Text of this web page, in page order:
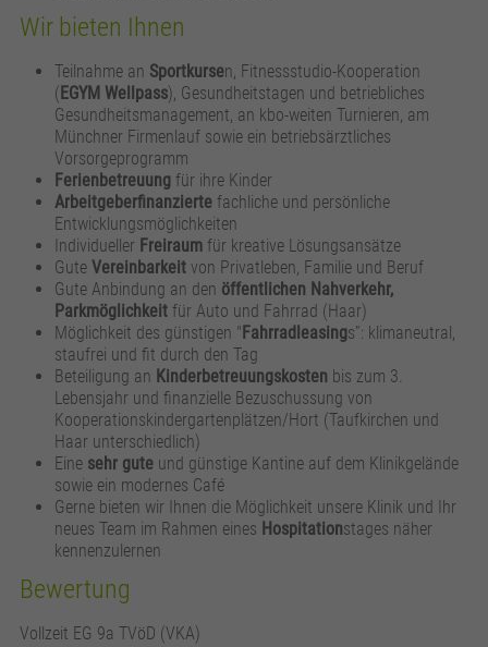
Wir bieten Ihnen
Teilnahme an Sportkursen, Fitnessstudio-Kooperation
( EGYM Wellpass), Gesundheitstagen und betriebliches
Gesundheitsmanagement, an kbo-weiten Turnieren, am
Münchner Firmenlauf sowie ein betriebsärztliches
Vorsorgeprogramm
Ferienbetreuung für ihre Kinder
Arbeitgeberfinanzierte fachliche und persönliche
Entwicklungsmöglichkeiten
Individueller Freiraum für kreative Lösungsansätze
Gute Vereinbarkeit von Privatleben, Familie und Beruf
Gute Anbindung an den öffentlichen Nahverkehr,
Parkmöglichkeit für Auto und Fahrrad (Haar)
Möglichkeit des günstigen " Fahrradleasings”: klimaneutral,
staufrei und fit durch den Tag
Beteiligung an Kinderbetreuungskosten bis zum 3.
Lebensjahr und finanzielle Bezuschussung von
Kooperationskindergartenplätzen/Hort (Taufkirchen und
Haar unterschiedlich)
Eine sehr gute und günstige Kantine auf dem Klinikgelände
sowie ein modernes Café
Gerne bieten wir Ihnen die Möglichkeit unsere Klinik und Ihr
neues Team im Rahmen eines Hospitationstages näher
kennenzulernen
Bewertung
Vollzeit EG 9a TVöD (VKA)